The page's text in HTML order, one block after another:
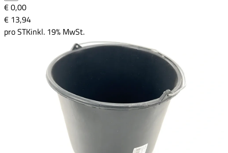
€ 0,00
€ 13,94
proSTKinkl. 19% MwSt.